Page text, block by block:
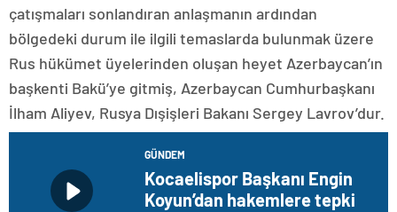
çatışmaları sonlandıran anlaşmanın ardından
bölgedeki durum ile ilgili temaslarda bulunmak üzere
Rus hükümet üyelerinden oluşan heyet Azerbaycan’ın
başkenti Bakü’ye gitmiş, Azerbaycan Cumhurbaşkanı
İlham Aliyev, Rusya Dışişleri Bakanı Sergey Lavrov’dur.
GÜNDEM
Kocaelispor Başkanı Engin
Koyun’dan hakemlere tepki